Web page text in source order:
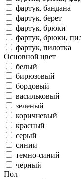
фартук, бандана
фартук, берет
фартук, брюки
фартук, брюки,
фартук, пилотка
Основной цвет
белый
бирюзовый
бордовый
васильковый
зеленый
коричневый
красный
серый
синий
темно-синий
черный
Пол